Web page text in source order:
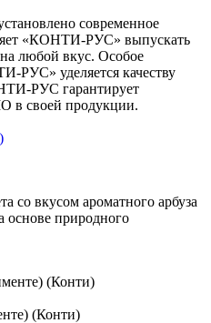
современное
«КОНТИ-РУС» выпускать
на любой вкус. Особое
РУС» уделяется качеству
РУС гарантирует
в своей продукции.
со вкусом ароматного арбуза
основе природного
(Конти)